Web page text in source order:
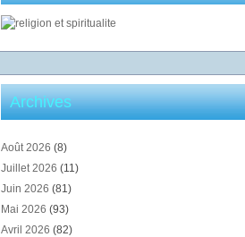
Archives
Août 2026 (8)
Juillet 2026 (11)
Juin 2026 (81)
Mai 2026 (93)
Avril 2026 (82)